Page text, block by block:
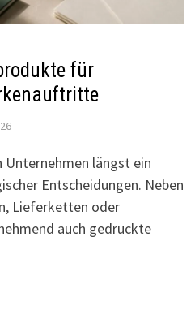
für
längst ein
Entscheidungen. Neben
Lieferketten oder
auch gedruckte